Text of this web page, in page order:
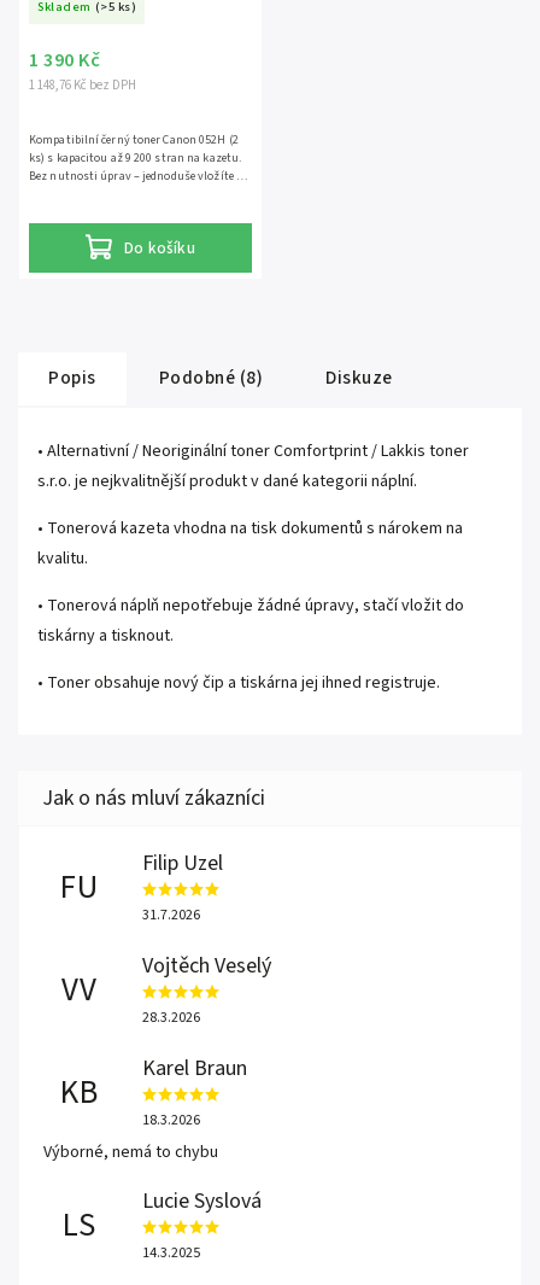
Skladem (>5 ks)
1 148,76 Kč bez DPH
1 390 Kč
Do košíku
Kompatibilní černý toner Canon 052H (2
ks) s kapacitou až 9 200 stran na kazetu.
Bez nutnosti úprav – jednoduše vložíte do
Canon i-SENSYS MF426dw Canon i-SENSYS
LBP214dw Canon i-SENSYS MF428X Canon
Popis Podobné (8) Diskuze
• Alternativní / Neoriginální toner Comfortprint / Lakkis toner
s.r.o. je nejkvalitnější produkt v dané kategorii náplní.
• Tonerová kazeta vhodna na tisk dokumentů s nárokem na
kvalitu.
• Tonerová náplň nepotřebuje žádné úpravy, stačí vložit do
tiskárny a tisknout.
• Toner obsahuje nový čip a tiskárna jej ihned registruje.
FU
Filip Uzel
31.7.2026
VV
Vojtěch Veselý
28.3.2026
KB
Karel Braun
18.3.2026
Výborné, nemá to chybu
LS
Lucie Syslová
14.3.2025